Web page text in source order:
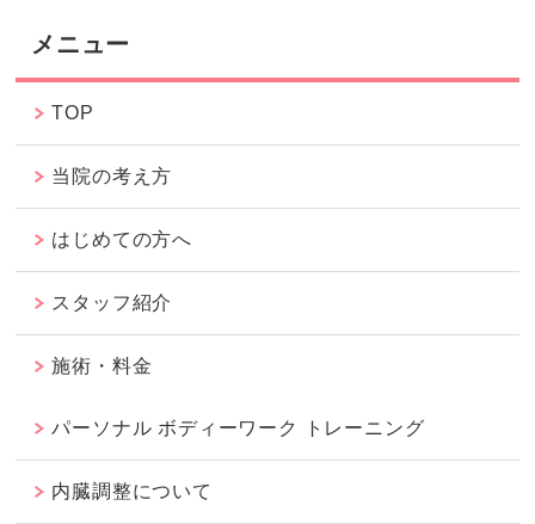
メニュー
TOP
当院の考え方
はじめての方へ
スタッフ紹介
施術・料金
パーソナル ボディーワーク トレーニング
内臓調整について